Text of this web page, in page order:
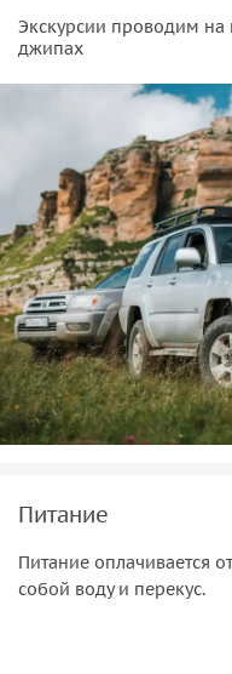
Экскурсии проводим
джипах
Питание
Питание оплачивается
собой воду и перекус.